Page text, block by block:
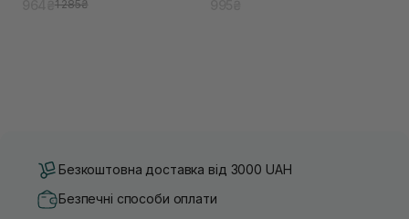
1 285₴
Безкоштовна доставка від 3000 UAH
Безпечні способи оплати